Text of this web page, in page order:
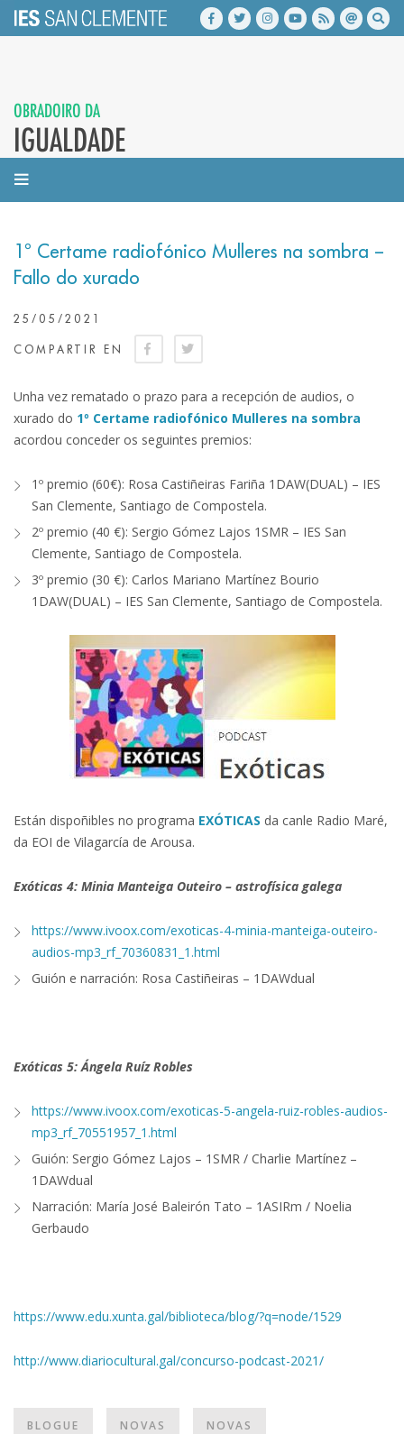
OBRADOIRO DA
IGUALDADE
1º Certame radiofónico Mulleres na sombra –
Fallo do xurado
25/05/2021
COMPARTIR EN
Unha vez rematado o prazo para a recepción de audios, o
xurado do 1º Certame radiofónico Mulleres na sombra
acordou conceder os seguintes premios:
1º premio (60€): Rosa Castiñeiras Fariña 1DAW(DUAL) – IES
San Clemente, Santiago de Compostela.
2º premio (40 €): Sergio Gómez Lajos 1SMR – IES San
Clemente, Santiago de Compostela.
3º premio (30 €): Carlos Mariano Martínez Bourio
1DAW(DUAL) – IES San Clemente, Santiago de Compostela.
Están dispoñibles no programa EXÓTICAS da canle Radio Maré,
da EOI de Vilagarcía de Arousa.
Exóticas 4: Minia Manteiga Outeiro – astrofísica galega
https://www.ivoox.com/exoticas-4-minia-manteiga-outeiro-
audios-mp3_rf_ 70360831_1.html
Guión e narración: Rosa Castiñeiras – 1DAWdual
Exóticas 5: Ángela Ruíz Robles
https://www.ivoox.com/exoticas-5-angela-ruiz-robles-audios-
mp3_rf_70551957_1.html
Guión: Sergio Gómez Lajos – 1SMR / Charlie Martínez –
1DAWdual
Narración: María José Baleirón Tato – 1ASIRm / Noelia
Gerbaudo
https://www.edu.xunta.gal/biblioteca/blog/?q=node/1529
http://www.diariocultural.gal/concurso-podcast-2021/
BLOGUE NOVAS NOVAS